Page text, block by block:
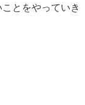
とをやっていき